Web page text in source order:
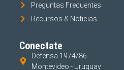
Preguntas Frecuentes
Recursos & Noticias
Conectate
Defensa 1974/86
Montevideo - Uruguay